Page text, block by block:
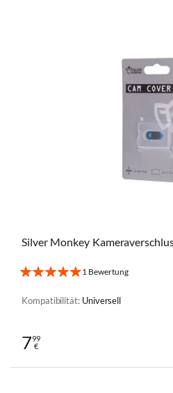
Silver Monkey
1 Bewertung
Kompatibilität: Universell
799
€